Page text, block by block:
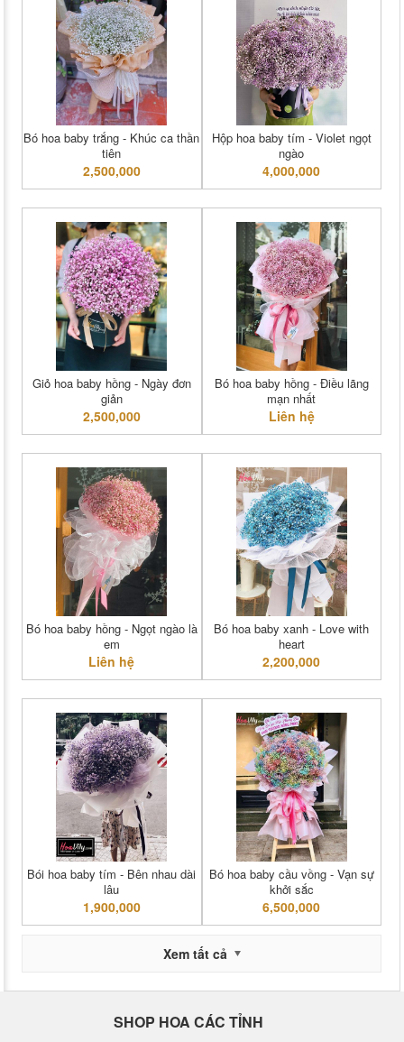
Bó hoa baby trắng - Khúc ca thần
tiên
2,500,000
Hộp hoa baby tím - Violet ngọt
ngào
4,000,000
Giỏ hoa baby hồng - Ngày đơn
giản
2,500,000
Bó hoa baby hồng - Điều lãng
mạn nhất
Liên hệ
Bó hoa baby hồng - Ngọt ngào là
em
Liên hệ
Bó hoa baby xanh - Love with
heart
2,200,000
Bói hoa baby tím - Bên nhau dài
lâu
1,900,000
Bó hoa baby cầu vồng - Vạn sự
khởi sắc
6,500,000
Xem tất cả
SHOP HOA CÁC TỈNH